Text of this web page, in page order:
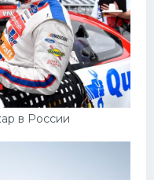
в России